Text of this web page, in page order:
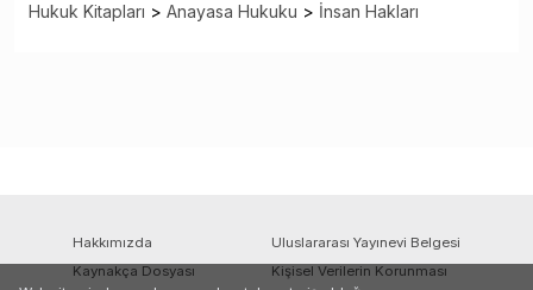
Hukuk Kitapları > Anayasa Hukuku > İnsan Hakları
Hakkımızda
Uluslararası Yayınevi Belgesi
Kaynakça Dosyası
Kişisel Verilerin Korunması